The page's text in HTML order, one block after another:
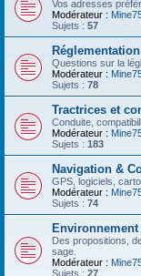
Vos adresses
Modérateur :
Sujets : 57
Questions sur la
Modérateur :
Sujets : 78
Tractrices et
Conduite,
Modérateur :
Sujets : 183
Navigation &
GPS, logiciels,
Modérateur :
Sujets : 74
Des propositions,
sage.
Modérateur :
Sujets : 27